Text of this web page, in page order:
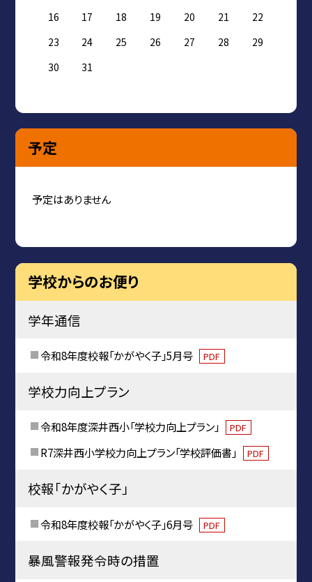
16
17 18 19 20 21
22
23
24 25 26 27 28
29
30
31
予定
予定はありません
学校からのお便り
学年通信
令和8年度校報「かがやく子」5月号 PDF
学校力向上プラン
令和8年度深井西小「学校力向上プラン」 PDF
R7深井西小学校力向上プラン「学校評価書」 PDF
校報「かがやく子」
令和8年度校報「かがやく子」6月号 PDF
暴風警報発令時の措置